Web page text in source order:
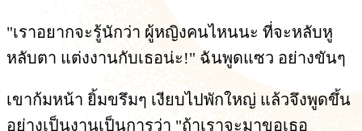
"เราอยากจะรู้นักว่า ผู้หญิงคนไหนนะ ที่จะหลับหู
หลับตา แต่งงานกับเธอน่ะ!" ฉันพูดแซว อย่างขันๆ
เขาก้มหน้า ยิ้มขรึมๆ เงียบไปพักใหญ่ แล้วจึงพูดขึ้น
อย่างเป็นงานเป็นการว่า "ถ้าเราจะมาขอเธอ